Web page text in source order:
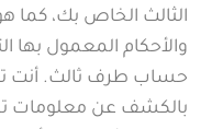
الثالث الخاص بك،
والأحكام المعمول بها
حساب طرف ثالث. أنت
بالكشف عن معلومات